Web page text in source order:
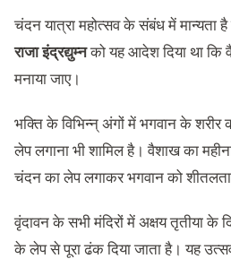
चंदन यात्रा महोत्सव के संबंध में मान्यता
राजा इंद्रद्युम्नको यह आदेश दिया था कि
मनाया जाए।
भक्ति के विभिन्न् अंगों में भगवान के
लेप लगाना भी शामिल है। वैशाख का
चंदन का लेप लगाकर भगवान को शीतलता
वृंदावन के सभी मंदिरों में अक्षय तृतीया के
के लेप से पूरा ढंक दिया जाता है। यह